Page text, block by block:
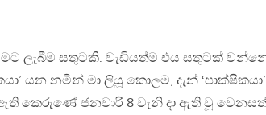
ලැබීම සතුටකි. වැඩියත්ම එය සතුටක්
යන නමින් මා ලියූ කොලම, දැන්
කෙරුණේ ජනවාරි 8 වැනි දා ඇති වූ